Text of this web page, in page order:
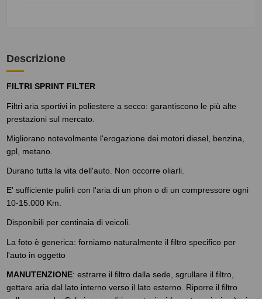
Descrizione
FILTRI SPRINT FILTER
Filtri aria sportivi in poliestere a secco: garantiscono le più alte
prestazioni sul mercato.
Migliorano notevolmente l'erogazione dei motori diesel, benzina,
gpl, metano.
Durano tutta la vita dell'auto. Non occorre oliarli.
E' sufficiente pulirli con l'aria di un phon o di un compressore ogni
10-15.000 Km.
Disponibili per centinaia di veicoli.
La foto è generica: forniamo naturalmente il filtro specifico per
l'auto in oggetto
MANUTENZIONE: estrarre il filtro dalla sede, sgrullare il filtro,
gettare aria dal lato interno verso il lato esterno. Riporre il filtro